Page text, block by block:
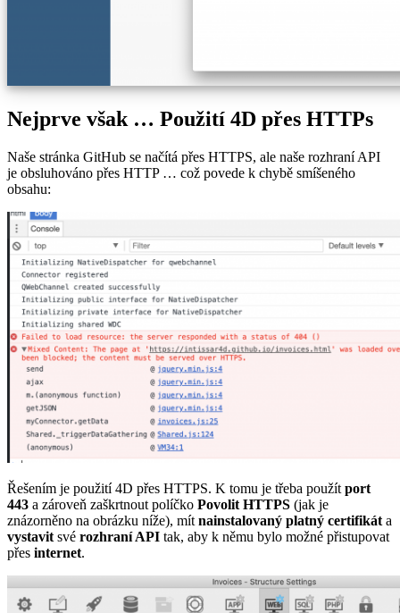
Nejprve však … Použití 4D přes HTTPs
Naše stránka GitHub se načítá přes HTTPS, ale naše rozhraní API
je obsluhováno přes HTTP … což povede k chybě smíšeného
obsahu:
Řešením je použití 4D přes HTTPS. K tomu je třeba použít port
443 a zároveň zaškrtnout políčko Povolit HTTPS (jak je
znázorněno na obrázku níže), mít nainstalovaný platný certifikát a
vystavit své rozhraní API tak, aby k němu bylo možné přistupovat
přes internet.